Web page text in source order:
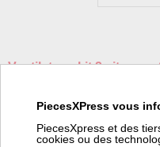
Ventilateur, kit 2 vitesses
Référence fabricant:
Code barre:3532041729864
Poids:3.33 kg
PiecesXPress vous
PiecesXpress et des
cookies ou des